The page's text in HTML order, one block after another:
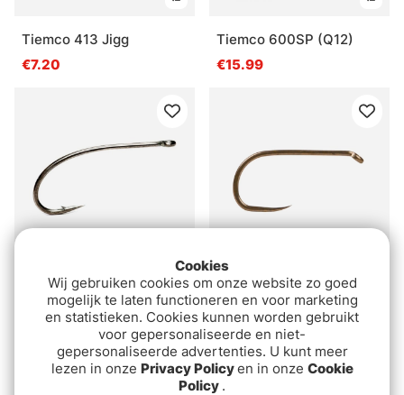
Tiemco 413 Jigg
€7.20
Tiemco 600SP (Q12)
€15.99
Partridge CS54 Salt
Water Shrimp hook
Sprite Hooks Barbless
Dry Matt Bronze S2401
25-pack
€8.10
Cookies
Wij gebruiken cookies om onze website zo goed
mogelijk te laten functioneren en voor marketing
en statistieken. Cookies kunnen worden gebruikt
voor gepersonaliseerde en niet-
gepersonaliseerde advertenties. U kunt meer
lezen in onze Privacy Policyen in onze Cookie
Policy .